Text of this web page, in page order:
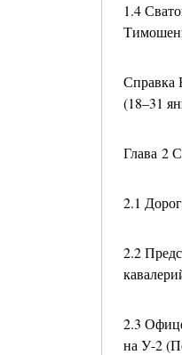
1.4
Справка
(18–31
Глава 2
2.1
2.2
2.3
на У-2